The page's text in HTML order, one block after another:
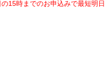
15時までのお申込みで最短明